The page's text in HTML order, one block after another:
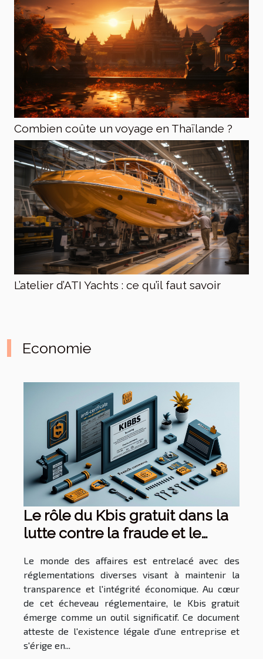
Combien coûte un voyage en Thaïlande ?
L’atelier d’ATI Yachts : ce qu’il faut savoir
Economie
Le rôle du Kbis gratuit dans la
lutte contre la fraude et le
Le monde des affaires est entrelacé avec des
réglementations diverses visant à maintenir la
transparence et l'intégrité économique. Au cœur
de cet écheveau réglementaire, le Kbis gratuit
émerge comme un outil significatif. Ce document
atteste de l'existence légale d'une entreprise et
s'érige en...